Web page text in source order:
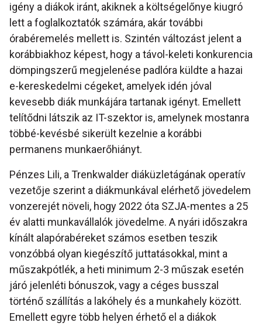
igény a diákok iránt, akiknek a költségelőnye kiugró
lett a foglalkoztatók számára, akár további
órabéremelés mellett is. Szintén változást jelent a
korábbiakhoz képest, hogy a távol-keleti konkurencia
dömpingszerű megjelenése padlóra küldte a hazai
e-kereskedelmi cégeket, amelyek idén jóval
kevesebb diák munkájára tartanak igényt. Emellett
telítődni látszik az IT-szektor is, amelynek mostanra
többé-kevésbé sikerült kezelnie a korábbi
permanens munkaerőhiányt.
Pénzes Lili, a Trenkwalder diáküzletágának operatív
vezetője szerint a diákmunkával elérhető jövedelem
vonzerejét növeli, hogy 2022 óta SZJA-mentes a 25
év alatti munkavállalók jövedelme. A nyári időszakra
kínált alapórabéreket számos esetben teszik
vonzóbbá olyan kiegészítő juttatásokkal, mint a
műszakpótlék, a heti minimum 2-3 műszak esetén
járó jelenléti bónuszok, vagy a céges busszal
történő szállítás a lakóhely és a munkahely között.
Emellett egyre több helyen érhető el a diákok